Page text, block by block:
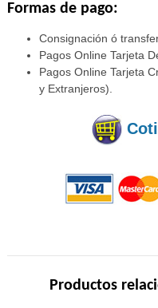
Formas de pago:
Consignación ó
Pagos Online Tarjeta
Pagos Online Tarjeta
y Extranjeros).
Productos